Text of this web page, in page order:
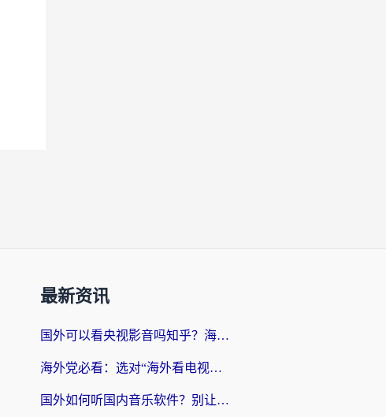
最新资讯
国外可以看央视影音吗知乎？海外党亲测有效的回国加速方案
海外党必看：选对“海外看电视剧软件”，再也不用愁国内剧刷不了
国外如何听国内音乐软件？别让地域限制，断了你的中文歌单